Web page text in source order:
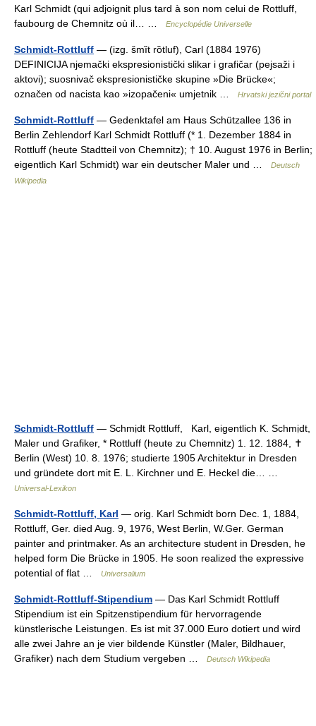
Karl Schmidt (qui adjoignit plus tard à son nom celui de Rottluff,
faubourg de Chemnitz où il… …
Encyclopédie Universelle
Schmidt-Rottluff — (izg. šmȉt rȍtluf), Carl (1884 1976)
DEFINICIJA njemački ekspresionistički slikar i grafičar (pejsaži i
aktovi); suosnivač ekspresionističke skupine »Die Brücke«;
označen od nacista kao »izopačeni« umjetnik …
Hrvatski jezični portal
Schmidt-Rottluff — Gedenktafel am Haus Schützallee 136 in
Berlin Zehlendorf Karl Schmidt Rottluff (* 1. Dezember 1884 in
Rottluff (heute Stadtteil von Chemnitz); † 10. August 1976 in Berlin;
eigentlich Karl Schmidt) war ein deutscher Maler und …
Deutsch
Wikipedia
Schmidt-Rottluff — Schmịdt Rọttluff, Karl, eigentlich K. Schmịdt,
Maler und Grafiker, * Rottluff (heute zu Chemnitz) 1. 12. 1884, ✝
Berlin (West) 10. 8. 1976; studierte 1905 Architektur in Dresden
und gründete dort mit E. L. Kirchner und E. Heckel die… …
Universal-Lexikon
Schmidt-Rottluff, Karl — orig. Karl Schmidt born Dec. 1, 1884,
Rottluff, Ger. died Aug. 9, 1976, West Berlin, W.Ger. German
painter and printmaker. As an architecture student in Dresden, he
helped form Die Brücke in 1905. He soon realized the expressive
potential of flat …
Universalium
Schmidt-Rottluff-Stipendium — Das Karl Schmidt Rottluff
Stipendium ist ein Spitzenstipendium für hervorragende
künstlerische Leistungen. Es ist mit 37.000 Euro dotiert und wird
alle zwei Jahre an je vier bildende Künstler (Maler, Bildhauer,
Grafiker) nach dem Studium vergeben …
Deutsch Wikipedia